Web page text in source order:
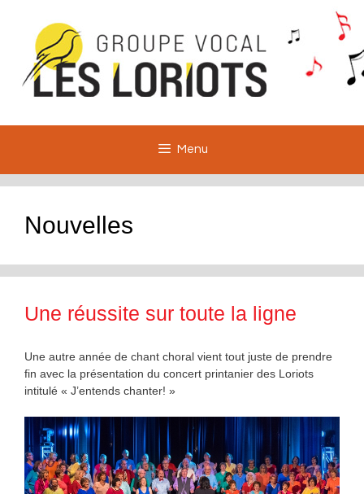
contenu
Menu
Nouvelles
Une réussite sur toute la ligne
Une autre année de chant choral vient tout juste de prendre
fin avec la présentation du concert printanier des Loriots
intitulé « J’entends chanter! »